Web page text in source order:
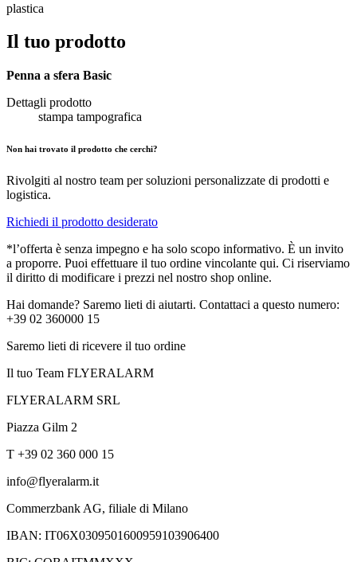
plastica
Il tuo prodotto
Penna a sfera Basic
Dettagli prodotto
stampa tampografica
Non hai trovato il prodotto che cerchi?
Rivolgiti al nostro team per soluzioni personalizzate di prodotti e
logistica.
Richiedi il prodotto desiderato
*l’offerta è senza impegno e ha solo scopo informativo. È un invito
a proporre. Puoi effettuare il tuo ordine vincolante qui. Ci riserviamo
il diritto di modificare i prezzi nel nostro shop online.
Hai domande? Saremo lieti di aiutarti. Contattaci a questo numero:
+39 02 360000 15
Saremo lieti di ricevere il tuo ordine
Il tuo Team FLYERALARM
FLYERALARM SRL
Piazza Gilm 2
T +39 02 360 000 15
info@flyeralarm.it
Commerzbank AG, filiale di Milano
IBAN: IT06X0309501600959103906400